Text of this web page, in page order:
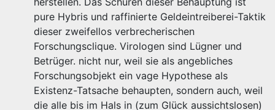
pure Hybris und raffinierte Geldeintreiberei-Taktik
dieser zweifellos verbrecherischen
Forschungsclique. Virologen sind Lügner und
Betrüger. nicht nur, weil sie als angebliches
Forschungsobjekt ein vage Hypothese als
Existenz-Tatsache behaupten, sondern auch, weil
die alle bis im Hals in (zum Glück aussichtslosen)